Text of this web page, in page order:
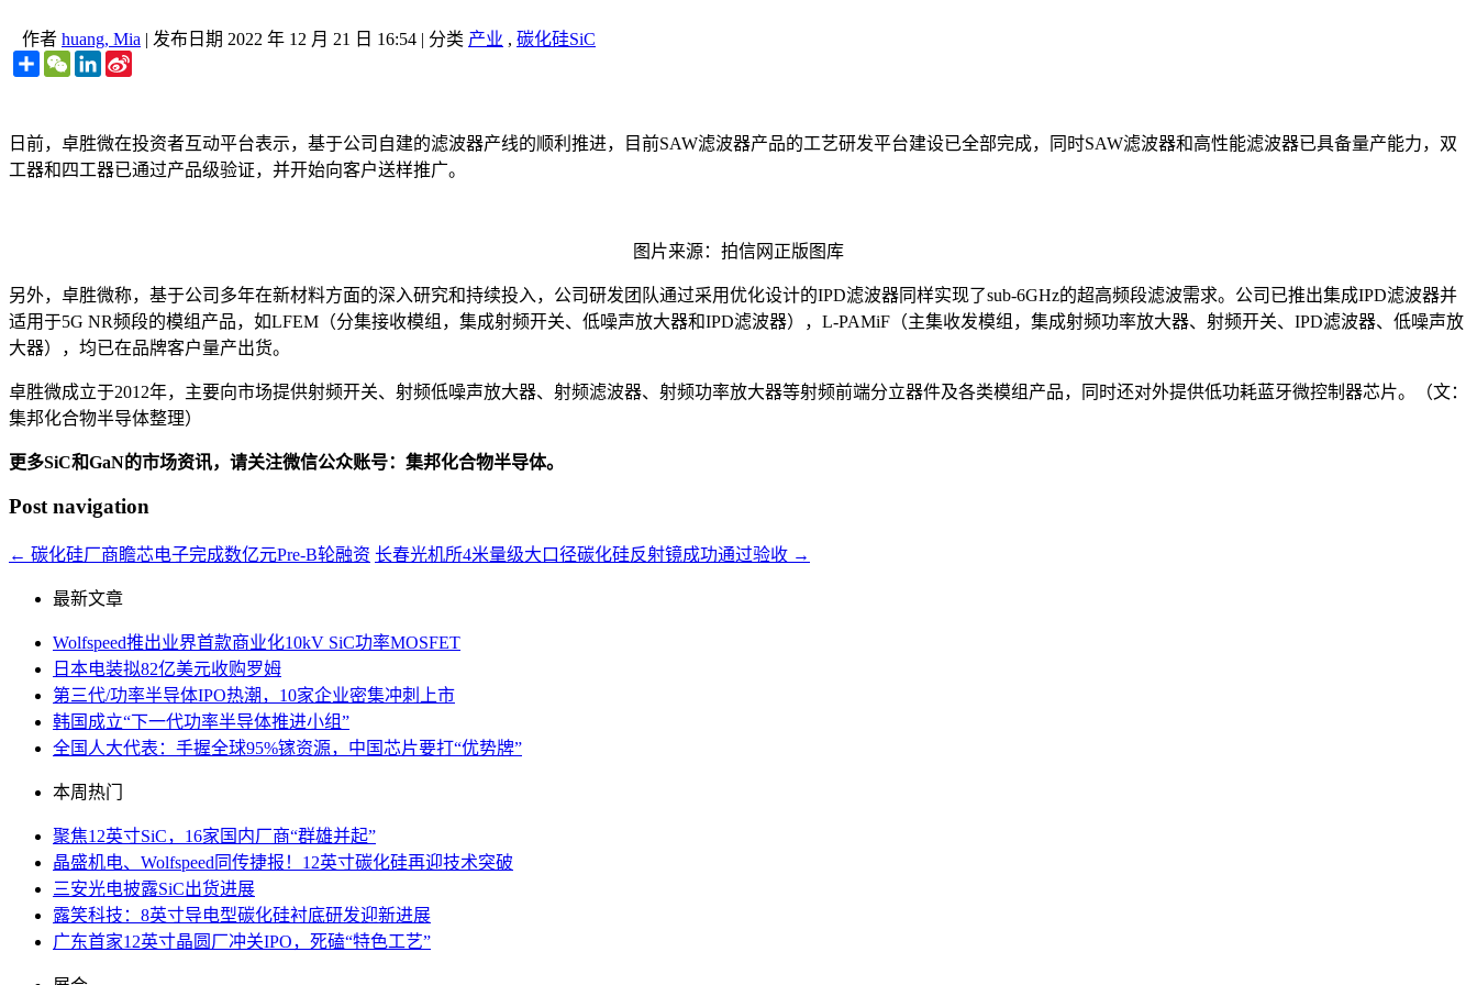
作者 huang, Mia | 发布日期 2022 年 12 月 21 日 16:54 | 分类 产业 , 碳化硅SiC
ShareWeChatLinkedIn
日前，卓胜微在投资者互动平台表示，基于公司自建的滤波器产线的顺利推进，目前SAW滤波器产品的工艺研发平台建设已全部完成，同时SAW滤波器和高性能滤波器已具备量产能力，双
工器和四工器已通过产品级验证，并开始向客户送样推广。
图片来源：拍信网正版图库
另外，卓胜微称，基于公司多年在新材料方面的深入研究和持续投入，公司研发团队通过采用优化设计的IPD滤波器同样实现了sub-6GHz的超高频段滤波需求。公司已推出集成IPD滤波器并
适用于5G NR频段的模组产品，如LFEM（分集接收模组，集成射频开关、低噪声放大器和IPD滤波器），L-PAMiF（主集收发模组，集成射频功率放大器、射频开关、IPD滤波器、低噪声放
大器），均已在品牌客户量产出货。
卓胜微成立于2012年，主要向市场提供射频开关、射频低噪声放大器、射频滤波器、射频功率放大器等射频前端分立器件及各类模组产品，同时还对外提供低功耗蓝牙微控制器芯片。（文：
集邦化合物半导体整理）
更多SiC和GaN的市场资讯，请关注微信公众账号：集邦化合物半导体。
Post navigation
← 碳化硅厂商瞻芯电子完成数亿元Pre-B轮融资 长春光机所4米量级大口径碳化硅反射镜成功通过验收 →
最新文章
Wolfspeed推出业界首款商业化10kV SiC功率MOSFET
日本电装拟82亿美元收购罗姆
第三代/功率半导体IPO热潮，10家企业密集冲刺上市
韩国成立“下一代功率半导体推进小组”
全国人大代表：手握全球95%镓资源，中国芯片要打“优势牌”
本周热门
聚焦12英寸SiC，16家国内厂商“群雄并起”
晶盛机电、Wolfspeed同传捷报！12英寸碳化硅再迎技术突破
三安光电披露SiC出货进展
露笑科技：8英寸导电型碳化硅衬底研发迎新进展
广东首家12英寸晶圆厂冲关IPO，死磕“特色工艺”